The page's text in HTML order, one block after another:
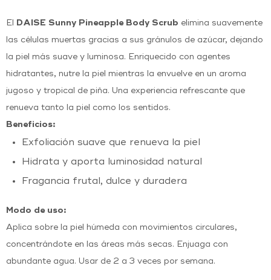
El DAISE Sunny Pineapple Body Scrub elimina suavemente
las células muertas gracias a sus gránulos de azúcar, dejando
la piel más suave y luminosa. Enriquecido con agentes
hidratantes, nutre la piel mientras la envuelve en un aroma
jugoso y tropical de piña. Una experiencia refrescante que
renueva tanto la piel como los sentidos.
Beneficios:
Exfoliación suave que renueva la piel
Hidrata y aporta luminosidad natural
Fragancia frutal, dulce y duradera
Modo de uso:
Aplica sobre la piel húmeda con movimientos circulares,
concentrándote en las áreas más secas. Enjuaga con
abundante agua. Usar de 2 a 3 veces por semana.